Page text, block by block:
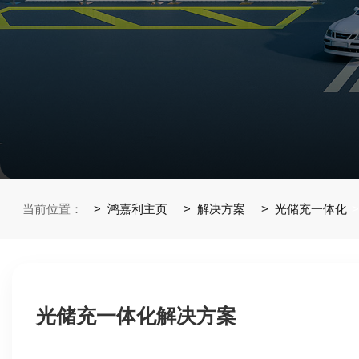
当前位置： 鸿嘉利主页 解决方案 光储充一体化
光储充一体化解决方案